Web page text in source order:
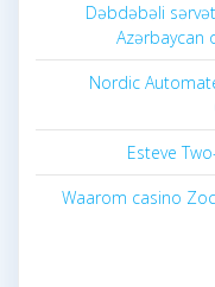
Dəbdəbəli
Azərbaycan
Nordic
Esteve
Waarom casino